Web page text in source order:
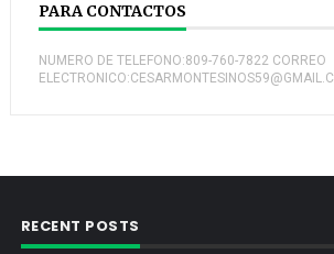
PARA CONTACTOS
NUMERO DE TELEFONO:809-760-7822 CORREO
RECENT POSTS